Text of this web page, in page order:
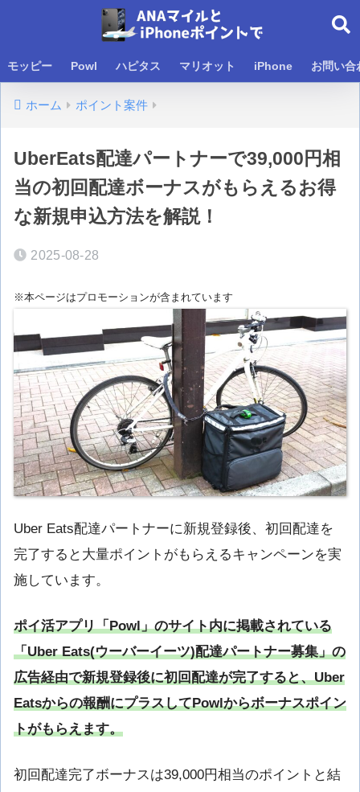
モッピー Powl ハピタス マリオット iPhone お問い合
ホーム ポイント案件
UberEats配達パートナーで39,000円相
当の初回配達ボーナスがもらえるお得
な新規申込方法を解説！
2025-08-28
※本ページはプロモーションが含まれています
Uber Eats配達パートナーに新規登録後、初回配達を
完了すると大量ポイントがもらえるキャンペーンを実
施しています。
ポイ活アプリ「Powl」のサイト内に掲載されている
「Uber Eats(ウーバーイーツ)配達パートナー募集」の
広告経由で新規登録後に初回配達が完了すると、Uber
Eatsからの報酬にプラスしてPowlからボーナスポイン
トがもらえます。
初回配達完了ボーナスは39,000円相当のポイントと結